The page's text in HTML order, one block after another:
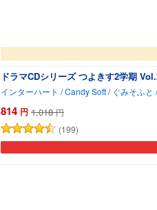
ドラマCDシリーズ つよきす2学期
814 円 1,018 円
(199)